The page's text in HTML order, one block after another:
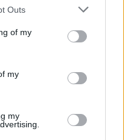
Outs
of my
my
my
quando